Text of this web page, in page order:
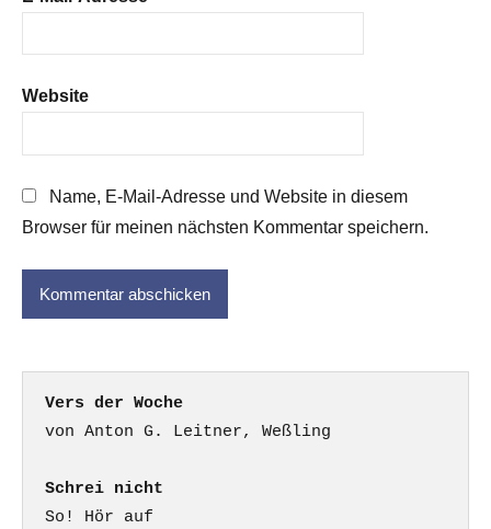
Website
Name, E-Mail-Adresse und Website in diesem
Browser für meinen nächsten Kommentar speichern.
Vers der Woche
Schrei nicht
So! Hör auf